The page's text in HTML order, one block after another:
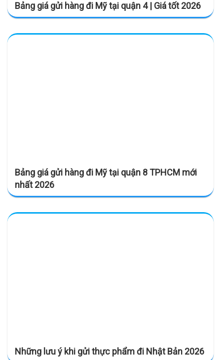
Bảng giá gửi hàng đi Mỹ tại quận 4 | Giá tốt 2026
Bảng giá gửi hàng đi Mỹ tại quận 8 TPHCM mới
nhất 2026
Những lưu ý khi gửi thực phẩm đi Nhật Bản 2026